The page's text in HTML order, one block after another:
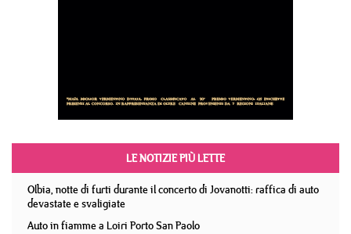
LE NOTIZIE PIÙ LETTE
Olbia, notte di furti durante il concerto di Jovanotti: raffica di auto
devastate e svaligiate
Auto in fiamme a Loiri Porto San Paolo